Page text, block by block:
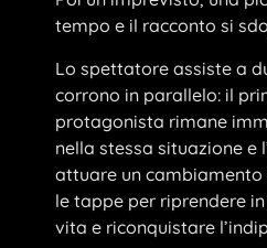
tempo e il racconto si
Lo spettatore assiste a
corrono in parallelo: il
protagonista rimane
nella stessa situazione e
attuare un
le tappe per riprendere
vita e riconquistare